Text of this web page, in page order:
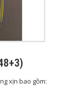
xịn bao gồm: